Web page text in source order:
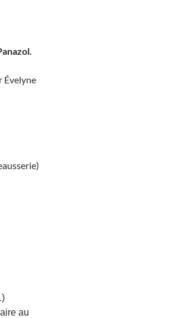
Évelyne
au